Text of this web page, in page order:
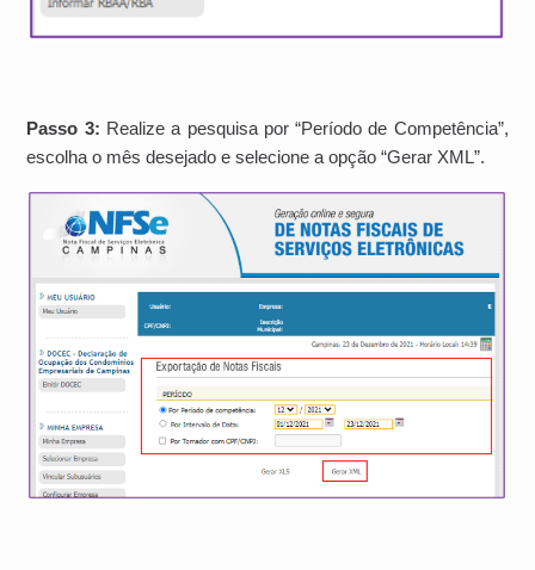
Passo 3: Realize a pesquisa por “Período de Competência”,
escolha o mês desejado e selecione a opção “Gerar XML”.